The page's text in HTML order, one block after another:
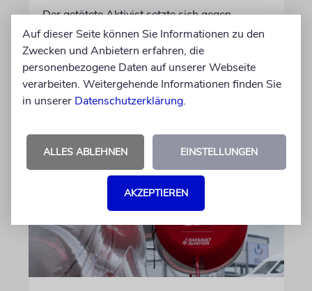
Der getötete Aktivist setzte sich gegen
Siedlergewalt ein und war an dem Oscar-
prämierten Film »No Other Land« beteiligt.
Jetzt steht der mutmaßliche Täter vor Gericht
07.08.2026
Auf dieser Seite können Sie Informationen zu den
Zwecken und Anbietern erfahren, die
personenbezogene Daten auf unserer Webseite
verarbeiten. Weitergehende Informationen finden Sie
in unserer Datenschutzerklärung.
ALLES ABLEHNEN EINSTELLUNGEN
AKZEPTIEREN